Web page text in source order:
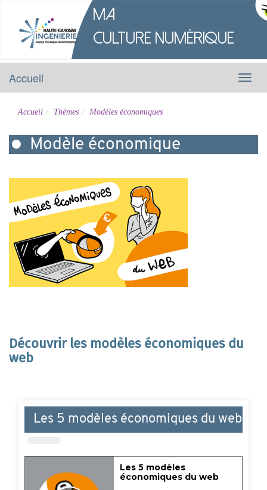
Ma
Culture Numérique
Menu
Accueil
Accueil Thèmes Modèles économiques
Modèle économique
Découvrir les modèles économiques du
web
Les 5 modèles économiques du web